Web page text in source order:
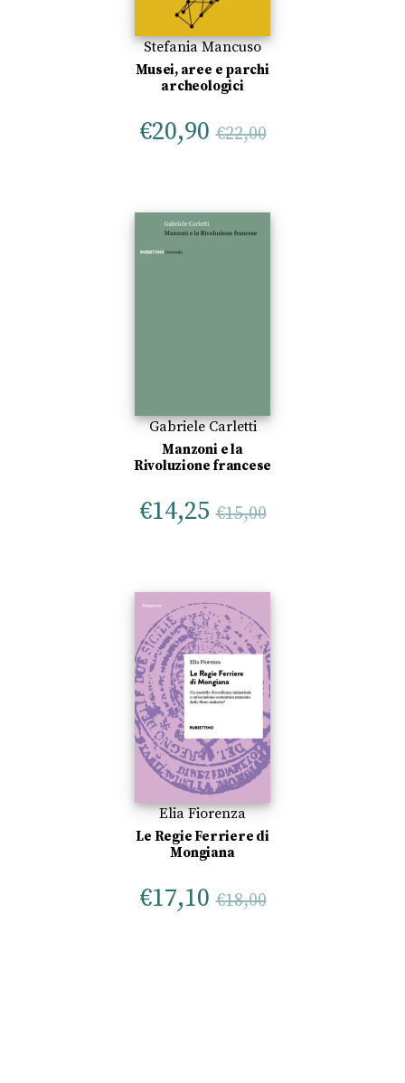
Stefania Mancuso
Musei, aree e parchi
archeologici
€20,90 €22,00
Gabriele Carletti
Manzoni e la
Rivoluzione francese
€14,25 €15,00
Elia Fiorenza
Le Regie Ferriere di
Mongiana
€17,10 €18,00